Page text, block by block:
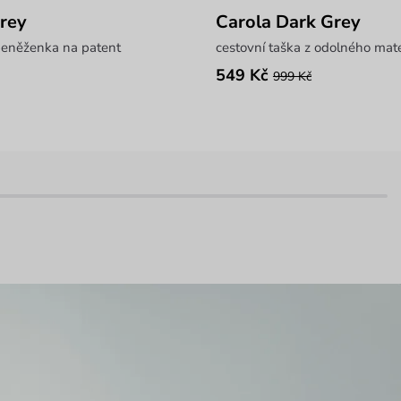
na patent
Carola Dark Grey
cestovní taška z odolného
549 Kč 999 Kč